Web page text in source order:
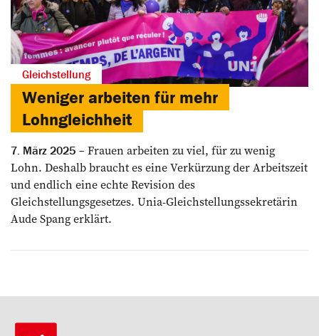
Gleichstellung
Weniger arbeiten für mehr
Lohngleichheit
7. März 2025
Frauen arbeiten zu viel, für zu wenig
Lohn. Deshalb braucht es eine Verkürzung der Arbeitszeit
und endlich eine echte Revision des
Gleichstellungsgesetzes. Unia-Gleichstellungssekretärin
Aude Spang erklärt.